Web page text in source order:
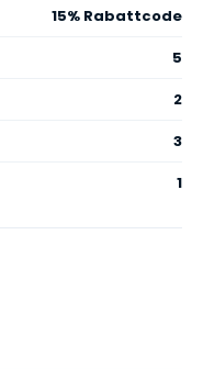
15% Rabattcode
5
2
3
1